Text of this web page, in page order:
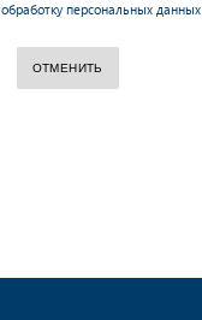
обработку персональных данных
ОТМЕНИТЬ